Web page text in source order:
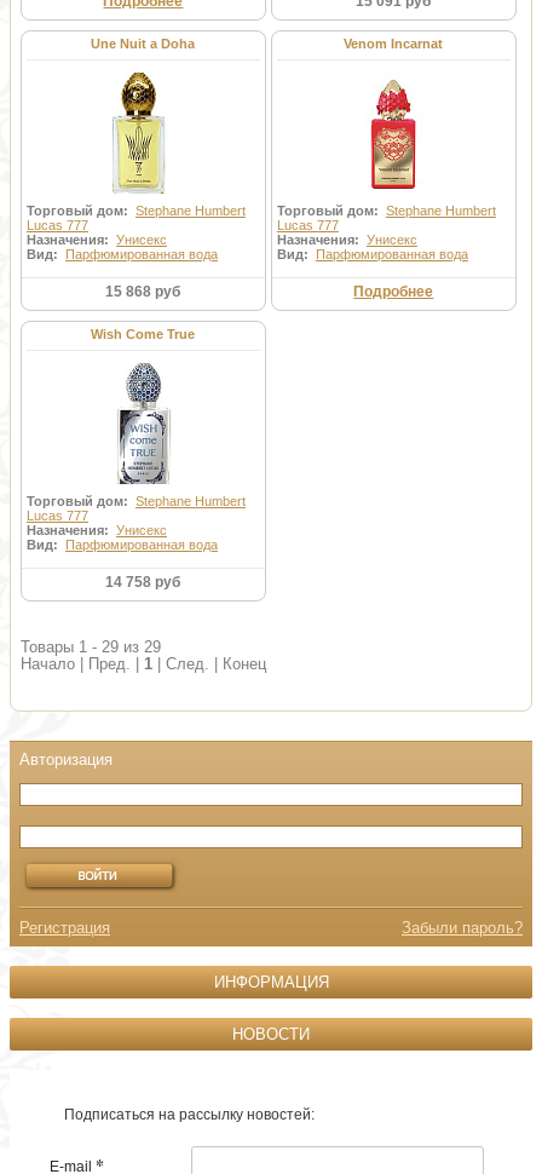
Une Nuit a Doha
Торговый дом: Stephane Humbert
Lucas 777
Назначения: Унисекс
Вид: Парфюмированная вода
15 868 руб
Venom Incarnat
Торговый дом: Stephane Humbert
Lucas 777
Назначения: Унисекс
Вид: Парфюмированная вода
Подробнее
Wish Come True
Торговый дом: Stephane Humbert
Lucas 777
Назначения: Унисекс
Вид: Парфюмированная вода
14 758 руб
Товары 1 - 29 из 29
Начало | Пред. | 1 | След. | Конец
Регистрация Забыли пароль?
ИНФОРМАЦИЯ
НОВОСТИ
Подписаться на рассылку новостей:
E-mail *